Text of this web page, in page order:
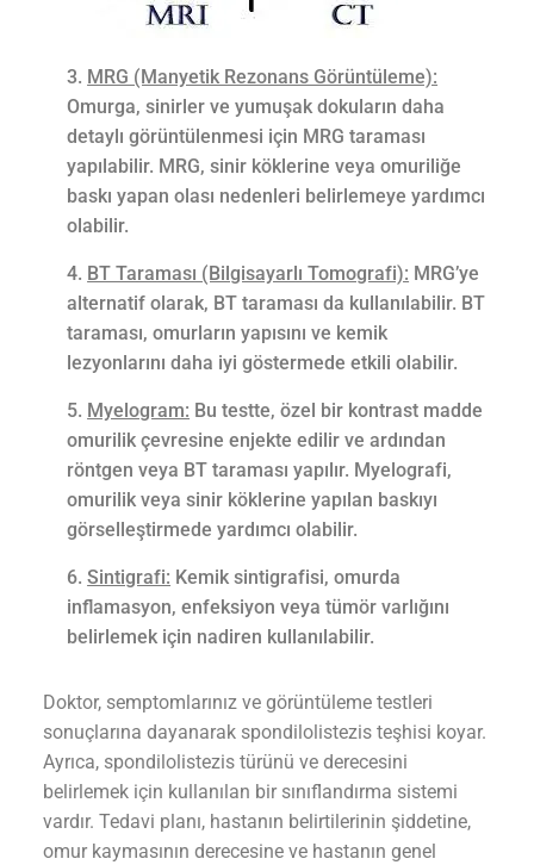
MRG (Manyetik Rezonans Görüntüleme):
Omurga, sinirler ve yumuşak dokuların daha
detaylı görüntülenmesi için MRG taraması
yapılabilir. MRG, sinir köklerine veya omuriliğe
baskı yapan olası nedenleri belirlemeye yardımcı
olabilir.
BT Taraması (Bilgisayarlı Tomografi): MRG’ye
alternatif olarak, BT taraması da kullanılabilir. BT
taraması, omurların yapısını ve kemik
lezyonlarını daha iyi göstermede etkili olabilir.
Myelogram: Bu testte, özel bir kontrast madde
omurilik çevresine enjekte edilir ve ardından
röntgen veya BT taraması yapılır. Myelografi,
omurilik veya sinir köklerine yapılan baskıyı
görselleştirmede yardımcı olabilir.
Sintigrafi: Kemik sintigrafisi, omurda
inflamasyon, enfeksiyon veya tümör varlığını
belirlemek için nadiren kullanılabilir.
Doktor, semptomlarınız ve görüntüleme testleri
sonuçlarına dayanarak spondilolistezis teşhisi koyar.
Ayrıca, spondilolistezis türünü ve derecesini
belirlemek için kullanılan bir sınıflandırma sistemi
vardır. Tedavi planı, hastanın belirtilerinin şiddetine,
omur kaymasının derecesine ve hastanın genel